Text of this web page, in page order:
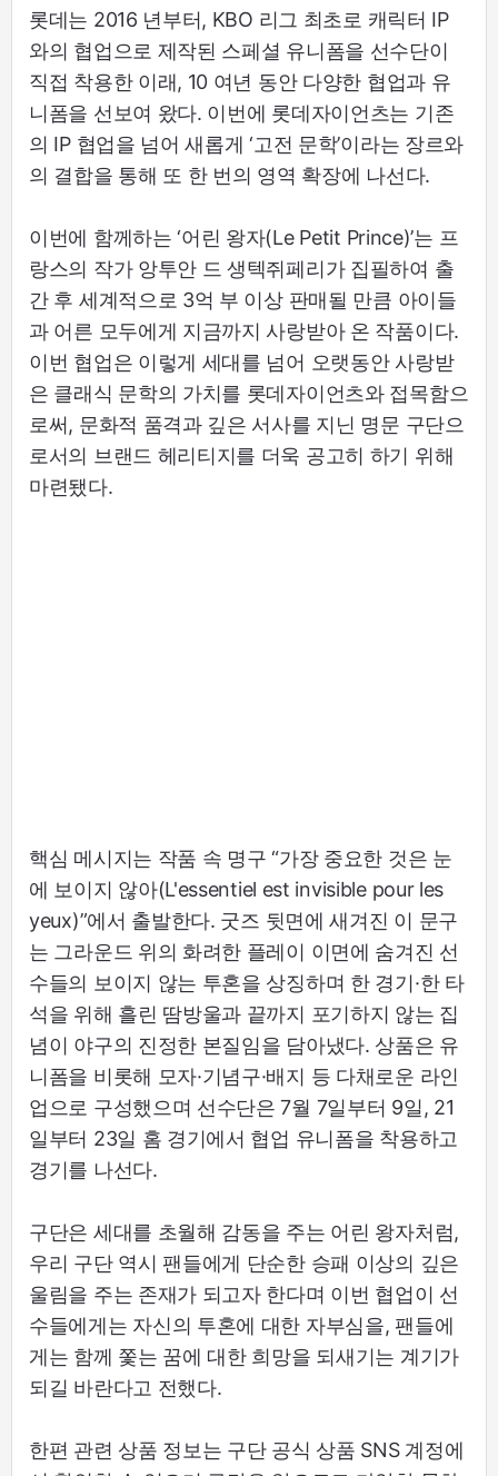
롯데는 2016 년부터, KBO 리그 최초로 캐릭터 IP
와의 협업으로 제작된 스페셜 유니폼을 선수단이
직접 착용한 이래, 10 여년 동안 다양한 협업과 유
니폼을 선보여 왔다. 이번에 롯데자이언츠는 기존
의 IP 협업을 넘어 새롭게 ‘고전 문학’이라는 장르와
의 결합을 통해 또 한 번의 영역 확장에 나선다.
이번에 함께하는 ‘어린 왕자(Le Petit Prince)’는 프
랑스의 작가 앙투안 드 생텍쥐페리가 집필하여 출
간 후 세계적으로 3억 부 이상 판매될 만큼 아이들
과 어른 모두에게 지금까지 사랑받아 온 작품이다.
이번 협업은 이렇게 세대를 넘어 오랫동안 사랑받
은 클래식 문학의 가치를 롯데자이언츠와 접목함으
로써, 문화적 품격과 깊은 서사를 지닌 명문 구단으
로서의 브랜드 헤리티지를 더욱 공고히 하기 위해
마련됐다.
핵심 메시지는 작품 속 명구 “가장 중요한 것은 눈
에 보이지 않아(L'essentiel est invisible pour les
yeux)”에서 출발한다. 굿즈 뒷면에 새겨진 이 문구
는 그라운드 위의 화려한 플레이 이면에 숨겨진 선
수들의 보이지 않는 투혼을 상징하며 한 경기·한 타
석을 위해 흘린 땀방울과 끝까지 포기하지 않는 집
념이 야구의 진정한 본질임을 담아냈다. 상품은 유
니폼을 비롯해 모자·기념구·배지 등 다채로운 라인
업으로 구성했으며 선수단은 7월 7일부터 9일, 21
일부터 23일 홈 경기에서 협업 유니폼을 착용하고
경기를 나선다.
구단은 세대를 초월해 감동을 주는 어린 왕자처럼,
우리 구단 역시 팬들에게 단순한 승패 이상의 깊은
울림을 주는 존재가 되고자 한다며 이번 협업이 선
수들에게는 자신의 투혼에 대한 자부심을, 팬들에
게는 함께 쫓는 꿈에 대한 희망을 되새기는 계기가
되길 바란다고 전했다.
한편 관련 상품 정보는 구단 공식 상품 SNS 계정에